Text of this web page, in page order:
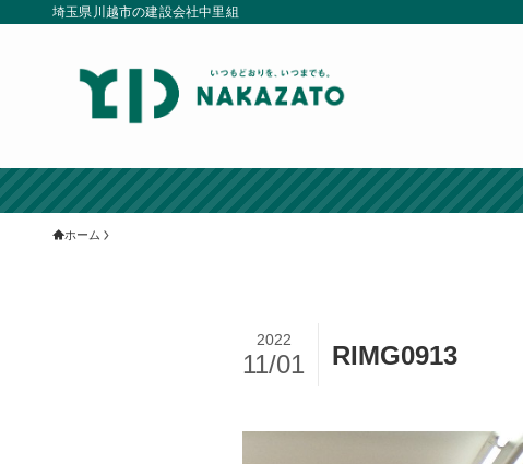
埼玉県川越市の建設会社中里組
ホーム
RIMG0913
2022
11/01